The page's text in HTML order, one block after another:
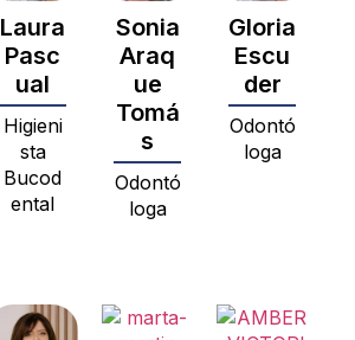
Laura
Pasc
ual
Higieni
sta
Bucod
ental
Sonia
Araq
ue
Tomá
s
Odontó
loga
Gloria
Escu
der
Odontó
loga